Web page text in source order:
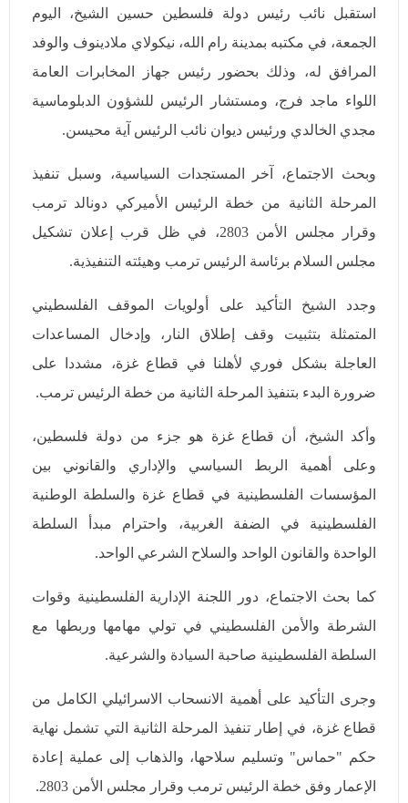
استقبل نائب رئيس دولة فلسطين حسين الشيخ، اليوم
الجمعة، في مكتبه بمدينة رام الله، نيكولاي ملادينوف والوفد
المرافق له، وذلك بحضور رئيس جهاز المخابرات العامة
اللواء ماجد فرج، ومستشار الرئيس للشؤون الدبلوماسية
مجدي الخالدي ورئيس ديوان نائب الرئيس آية محيسن.
وبحث الاجتماع، آخر المستجدات السياسية، وسبل تنفيذ
المرحلة الثانية من خطة الرئيس الأميركي دونالد ترمب
وقرار مجلس الأمن 2803، في ظل قرب إعلان تشكيل
مجلس السلام برئاسة الرئيس ترمب وهيئته التنفيذية.
وجدد الشيخ التأكيد على أولويات الموقف الفلسطيني
المتمثلة بتثبيت وقف إطلاق النار، وإدخال المساعدات
العاجلة بشكل فوري لأهلنا في قطاع غزة، مشددا على
ضرورة البدء بتنفيذ المرحلة الثانية من خطة الرئيس ترمب.
وأكد الشيخ، أن قطاع غزة هو جزء من دولة فلسطين،
وعلى أهمية الربط السياسي والإداري والقانوني بين
المؤسسات الفلسطينية في قطاع غزة والسلطة الوطنية
الفلسطينية في الضفة الغربية، واحترام مبدأ السلطة
الواحدة والقانون الواحد والسلاح الشرعي الواحد.
كما بحث الاجتماع، دور اللجنة الإدارية الفلسطينية وقوات
الشرطة والأمن الفلسطيني في تولي مهامها وربطها مع
السلطة الفلسطينية صاحبة السيادة والشرعية.
وجرى التأكيد على أهمية الانسحاب الاسرائيلي الكامل من
قطاع غزة، في إطار تنفيذ المرحلة الثانية التي تشمل نهاية
حكم "حماس" وتسليم سلاحها، والذهاب إلى عملية إعادة
الإعمار وفق خطة الرئيس ترمب وقرار مجلس الأمن 2803.